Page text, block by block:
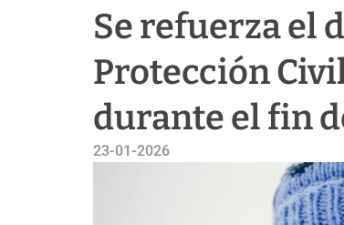
Se refuerza el
Protección
durante el fin
23-01-2026